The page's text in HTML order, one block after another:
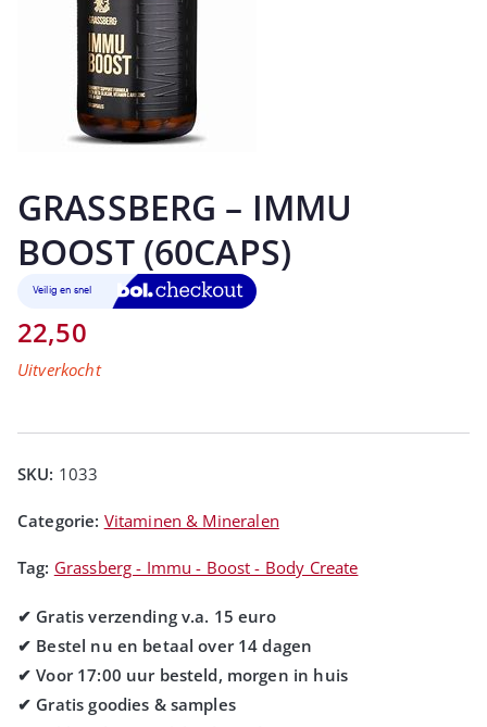
GRASSBERG – IMMU
BOOST (60CAPS)
22,50
Uitverkocht
SKU: 1033
Categorie: Vitaminen & Mineralen
Tag: Grassberg - Immu - Boost - Body Create